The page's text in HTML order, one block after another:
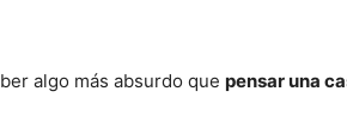
algo más absurdo que pensar una